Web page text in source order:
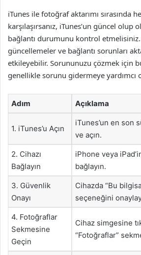
iTunes ile fotoğraf aktarımı sırasında
karşılaşırsanız, iTunes’un güncel olup
bağlantı durumunu kontrol etmelisiniz.
güncellemeler ve bağlantı sorunları
etkileyebilir. Sorununuzu çözmek için
genellikle sorunu gidermeye yardımcı
Adım Açıklama
1. iTunes’u Açın
iTunes’un en son
ve açın.
2. Cihazı
Bağlayın
iPhone veya
bağlayın.
3. Güvenlik
Onayı
Cihazda “Bu
seçeneğini
4. Fotoğraflar
Sekmesine
Geçin
Cihaz simgesine
“Fotoğraflar”